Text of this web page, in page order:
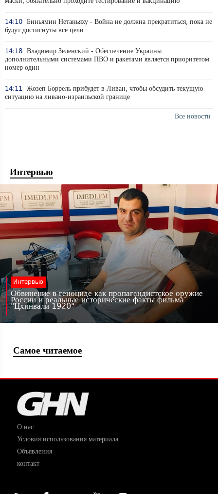
14:10 Биньямин Нетаньяху - Война не должна прекратиться, пока не
будут достигнуты все цели
14:18 Владимир Зеленский - Обеспечение Украины
дополнительными системами ПВО и ракетами является приоритетом
номер один
14:11 Жозеп Боррель прибудет в Ливан, чтобы обсудить текущую
ситуацию на ливано-израильской границе
Все новости
Интервью
Интервью
Обвинение в геноциде как пропагандистское оружие
России и реальные исторические факты фильма
"Цхинвали 1920"
Самое читаемое
О нас
Условия использования материала
Объявления
контакт